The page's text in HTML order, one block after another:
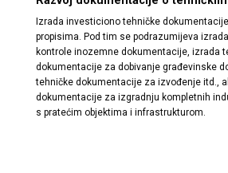
Izrada investiciono tehničke
propisima. Pod tim se podrazumijeva
kontrole inozemne dokumentacije, izrada
dokumentacije za dobivanje građevinske
tehničke dokumentacije za izvođenje itd.,
dokumentacije za izgradnju kompletnih
s pratećim objektima i infrastrukturom.